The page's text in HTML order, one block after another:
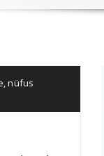
,nüfus